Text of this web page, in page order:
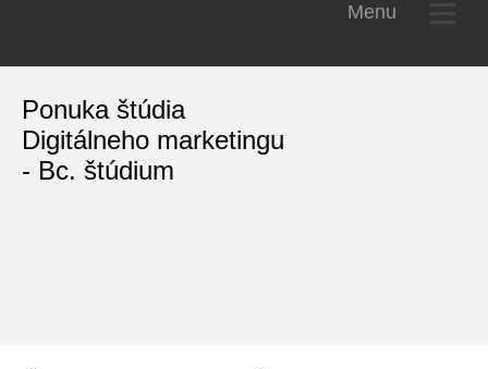
Menu
Ponuka štúdia
Digitálneho marketingu
- Bc. štúdium